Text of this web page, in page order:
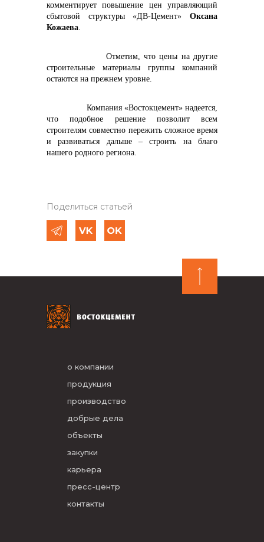
комментирует повышение цен управляющий
сбытовой структуры «ДВ-Цемент» Оксана
Кожаева.
Отметим, что цены на другие
строительные материалы группы компаний
остаются на прежнем уровне.
Компания «Востокцемент» надеется,
что подобное решение позволит всем
строителям совместно пережить сложное время
и развиваться дальше – строить на благо
нашего родного региона.
Поделиться статьей
о компании
продукция
производство
добрые дела
объекты
закупки
карьера
пресс-центр
контакты